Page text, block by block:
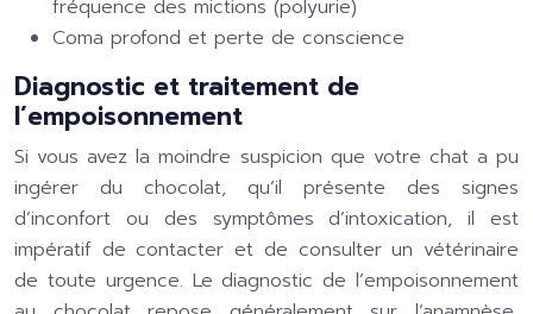
fréquence des mictions (polyurie)
Coma profond et perte de conscience
Diagnostic et traitement de
l’empoisonnement
Si vous avez la moindre suspicion que votre chat a pu
ingérer du chocolat, qu’il présente des signes
d’inconfort ou des symptômes d’intoxication, il est
impératif de contacter et de consulter un vétérinaire
de toute urgence. Le diagnostic de l’empoisonnement